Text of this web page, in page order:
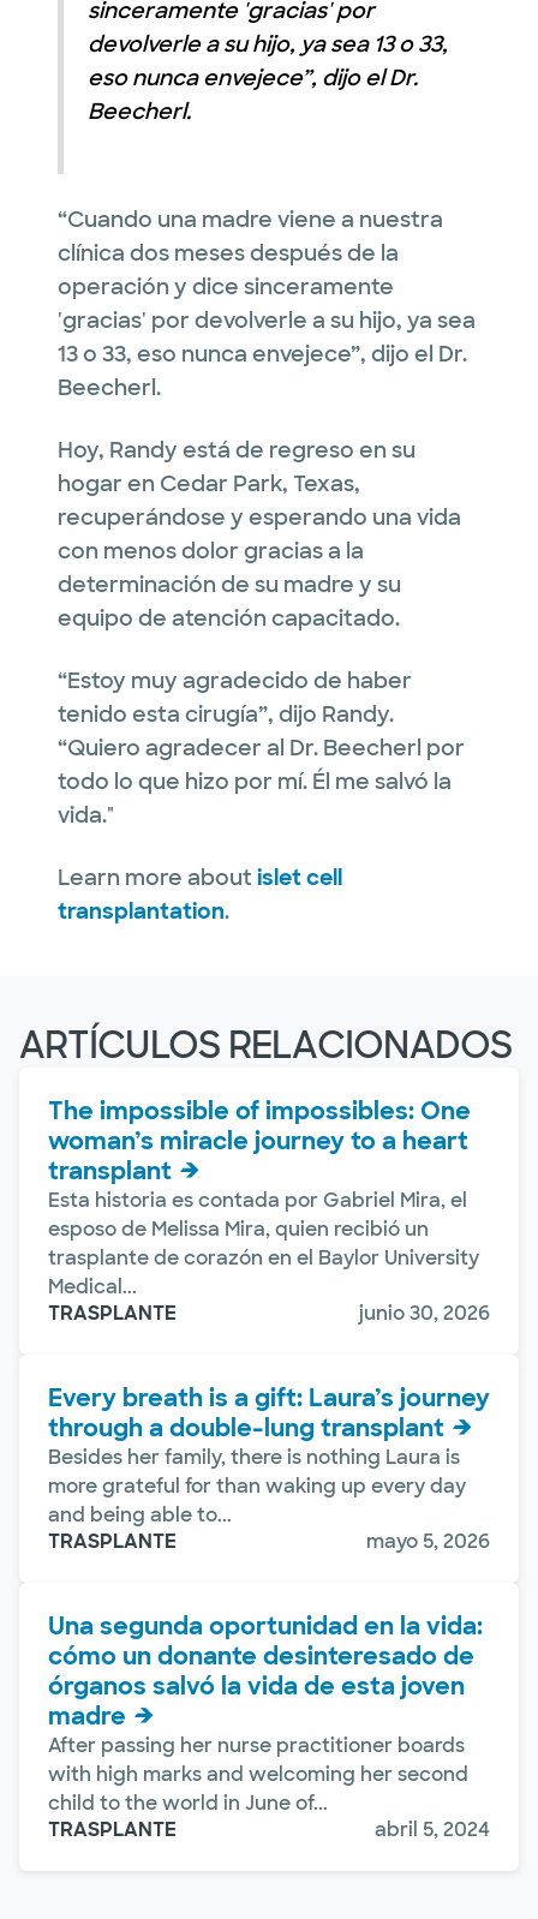
sinceramente 'gracias' por
devolverle a su hijo, ya sea 13 o 33,
eso nunca envejece”, dijo el Dr.
Beecherl.
“Cuando una madre viene a nuestra
clínica dos meses después de la
operación y dice sinceramente
'gracias' por devolverle a su hijo, ya sea
13 o 33, eso nunca envejece”, dijo el Dr.
Beecherl.
Hoy, Randy está de regreso en su
hogar en Cedar Park, Texas,
recuperándose y esperando una vida
con menos dolor gracias a la
determinación de su madre y su
equipo de atención capacitado.
“Estoy muy agradecido de haber
tenido esta cirugía”, dijo Randy.
“Quiero agradecer al Dr. Beecherl por
todo lo que hizo por mí. Él me salvó la
vida."
Learn more aboutislet cell
transplantation.
ARTÍCULOS RELACIONADOS
The impossible of impossibles: One
woman’s miracle journey to a heart
transplant
Esta historia es contada por Gabriel Mira, el
esposo de Melissa Mira, quien recibió un
trasplante de corazón en el Baylor University
Medical...
TRASPLANTE
junio 30, 2026
Every breath is a gift: Laura’s journey
through a double-lung transplant
Besides her family, there is nothing Laura is
more grateful for than waking up every day
and being able to...
TRASPLANTE
mayo 5, 2026
Una segunda oportunidad en la vida:
cómo un donante desinteresado de
órganos salvó la vida de esta joven
madre
After passing her nurse practitioner boards
with high marks and welcoming her second
child to the world in June of...
TRASPLANTE
abril 5, 2024